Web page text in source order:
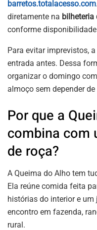
barretos.totalacesso.com
diretamente na bilheteria
conforme
Para evitar imprevistos,
entrada antes. Dessa
organizar o domingo
almoço sem depender
Por que a
combina com
de roça?
A Queima do Alho tem
Ela reúne comida feita
histórias do interior e um
encontro em fazenda,
rural.